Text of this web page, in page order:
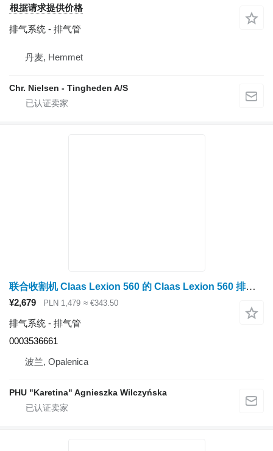
根据请求提供价格
排气系统 - 排气管
丹麦, Hemmet
Chr. Nielsen - Tingheden A/S
联合收割机 Claas Lexion 560 的 Claas Lexion 560 排气管 0003536661（发动机 c6.6、c10、c13；英国
¥2,679 PLN 1,479 ≈ €343.50
排气系统 - 排气管
0003536661
波兰, Opalenica
PHU "Karetina" Agnieszka Wilczyńska